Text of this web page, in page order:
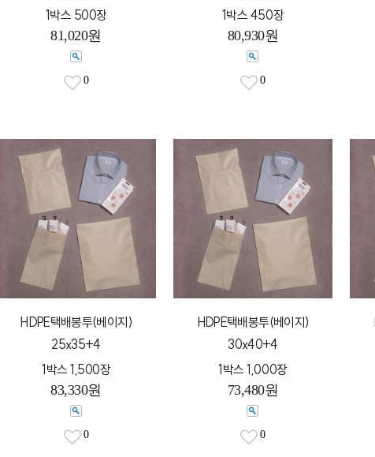
1박스 500장
81,020원
0
1박스 450장
80,930원
0
HDPE택배봉투(베이지)
25x35+4
1박스 1,500장
83,330원
0
HDPE택배봉투(베이지)
30x40+4
1박스 1,000장
73,480원
0